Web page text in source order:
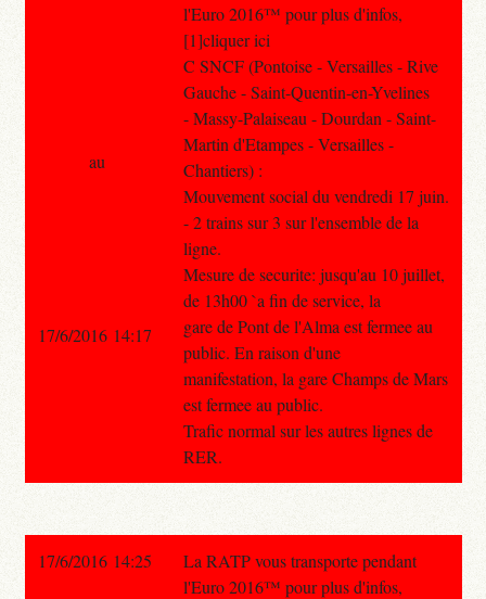
l'Euro 2016™ pour plus d'infos,
[1]cliquer ici
C SNCF (Pontoise - Versailles - Rive
Gauche - Saint-Quentin-en-Yvelines
- Massy-Palaiseau - Dourdan - Saint-
Martin d'Etampes - Versailles -
Chantiers) :
Mouvement social du vendredi 17 juin.
- 2 trains sur 3 sur l'ensemble de la
ligne.
Mesure de securite: jusqu'au 10 juillet,
de 13h00 `a fin de service, la
gare de Pont de l'Alma est fermee au
public. En raison d'une
manifestation, la gare Champs de Mars
est fermee au public.
Trafic normal sur les autres lignes de
RER.
au
17/6/2016 14:17
17/6/2016 14:25
La RATP vous transporte pendant
l'Euro 2016™ pour plus d'infos,